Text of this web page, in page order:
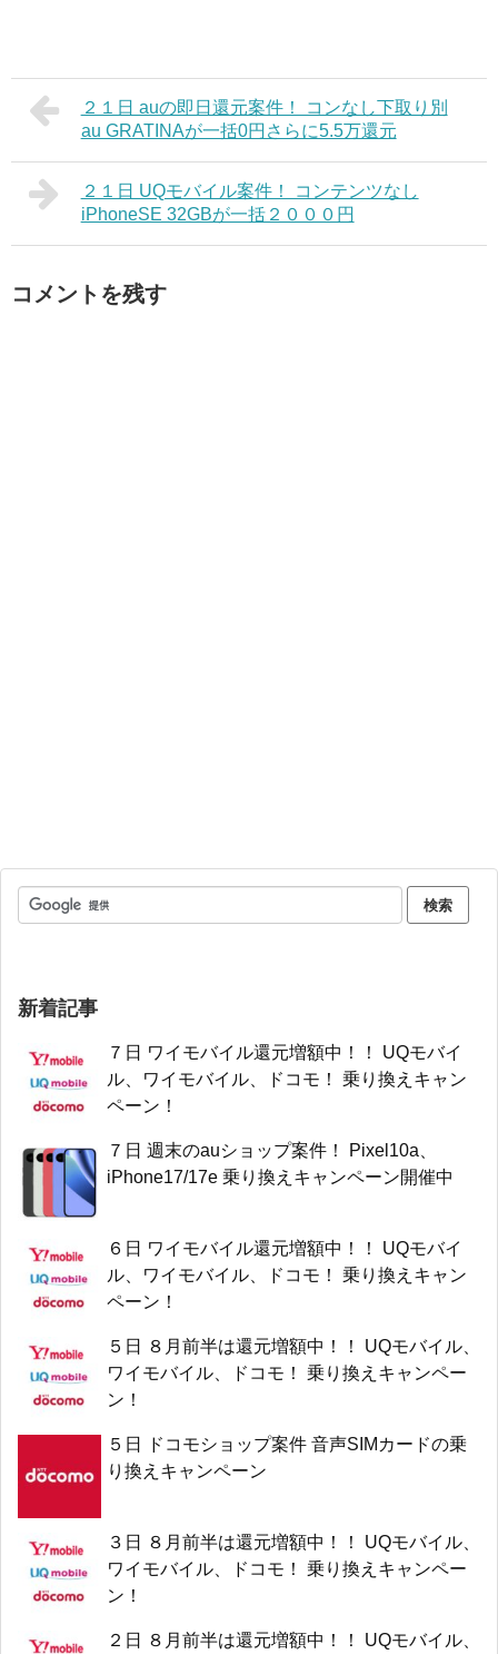
２１日 auの即日還元案件！ コンなし下取り別
au GRATINAが一括0円さらに5.5万還元
２１日 UQモバイル案件！ コンテンツなし
iPhoneSE 32GBが一括２０００円
コメントを残す
新着記事
７日 ワイモバイル還元増額中！！ UQモバイ
ル、ワイモバイル、ドコモ！ 乗り換えキャン
ペーン！
７日 週末のauショップ案件！ Pixel10a、
iPhone17/17e 乗り換えキャンペーン開催中
６日 ワイモバイル還元増額中！！ UQモバイ
ル、ワイモバイル、ドコモ！ 乗り換えキャン
ペーン！
５日 ８月前半は還元増額中！！ UQモバイル、
ワイモバイル、ドコモ！ 乗り換えキャンペー
ン！
５日 ドコモショップ案件 音声SIMカードの乗
り換えキャンペーン
３日 ８月前半は還元増額中！！ UQモバイル、
ワイモバイル、ドコモ！ 乗り換えキャンペー
ン！
２日 ８月前半は還元増額中！！ UQモバイル、